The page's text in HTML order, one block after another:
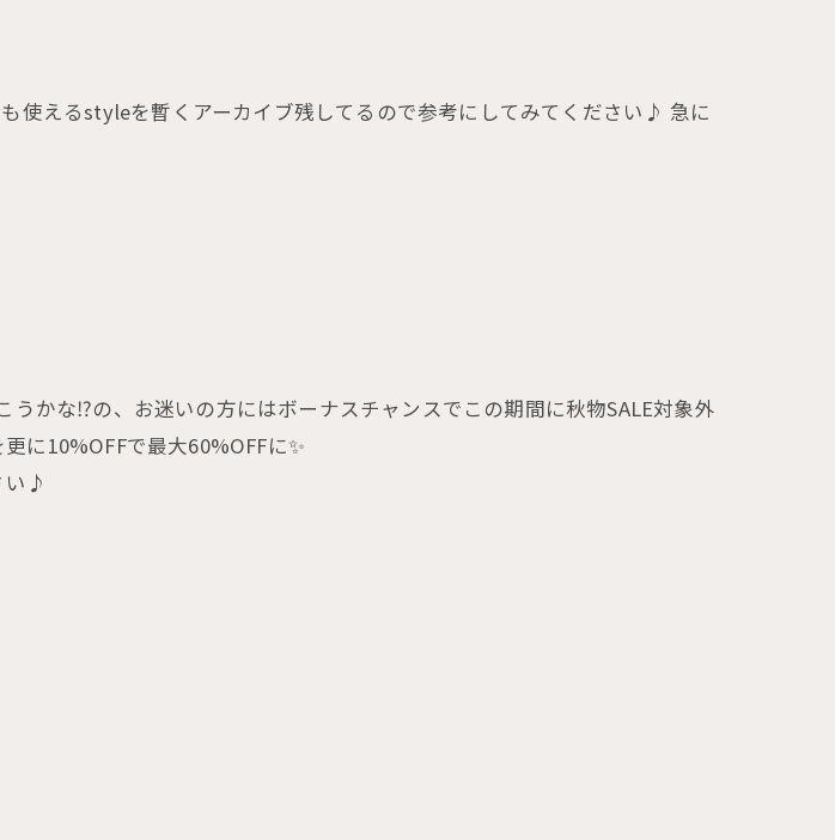
使えるstyleを暫くアーカイブ残してるので参考にしてみてください♪ 急に
かな⁉︎の、お迷いの方にはボーナスチャンスでこの期間に秋物SALE対象外
に10%OFFで最大60%OFFに✨
い♪